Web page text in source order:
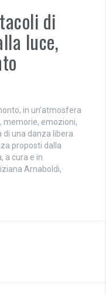
di
luce,
in un’atmosfera
memorie, emozioni,
una danza libera.
proposti dalla
a cura e in
Arnaboldi,